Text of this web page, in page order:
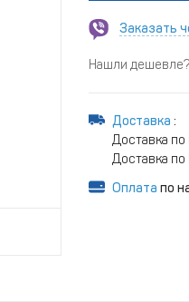
Заказать
Нашли
Доставка :
Доставка
Доставка по
Оплата по